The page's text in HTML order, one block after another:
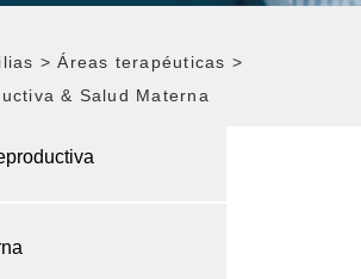
>Áreas terapéuticas >
& Salud Materna